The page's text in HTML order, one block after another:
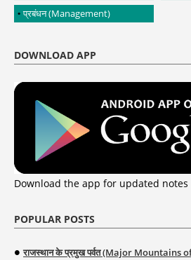
प्रबंधन (Management)
DOWNLOAD APP
Download the app for updated notes
POPULAR POSTS
राजस्थान के प्रमुख पर्वत (Major Mountains